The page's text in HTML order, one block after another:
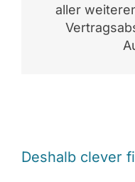
aller
Deshalb clever